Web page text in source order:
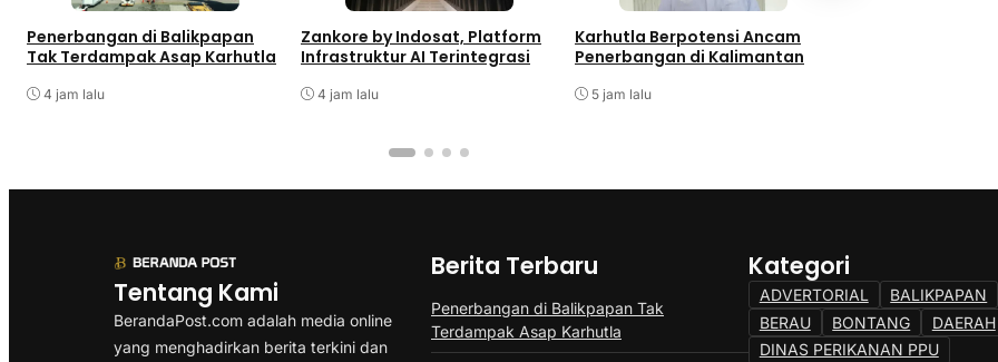
Penerbangan di Balikpapan
Tak Terdampak Asap Karhutla
4 jam lalu
Zankore by Indosat, Platform
Infrastruktur AI Terintegrasi
4 jam lalu
Karhutla Berpotensi Ancam
Penerbangan di Kalimantan
5 jam lalu
Tentang Kami
BerandaPost.com adalah media online
yang menghadirkan berita terkini dan
Berita Terbaru
Penerbangan di Balikpapan Tak
Terdampak Asap Karhutla
Kategori
ADVERTORIAL
BALIKPAPAN
BERAU
BONTANG
DAERAH
DINAS PERIKANAN PPU